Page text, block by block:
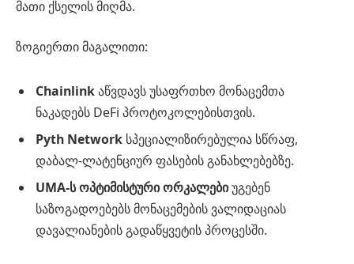
მათი ქსელის მიღმა.
ზოგიერთი მაგალითი:
Chainlinkაწვდავს უსაფრთხო მონაცემთა
ნაკადებს DeFi პროტოკოლებისთვის.
Pyth Network სპეციალიზირებულია სწრაფ,
დაბალ-ლატენციურ ფასების განახლებებზე.
UMA-ს ოპტიმისტური ორკალებიუგებენ
საზოგადოებებს მონაცემების ვალიდაციას
დავალიანების გადაწყვეტის პროცესში.